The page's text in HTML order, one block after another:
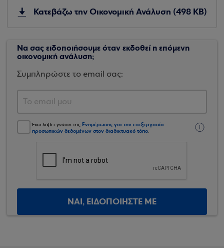
Κατεβάζω την Οικονομική Ανάλυση (498 KB)
Να σας ειδοποιήσουμε όταν εκδοθεί η επόμενη
οικονομική ανάλυση;
Συμπληρώστε το email σας:
Έχω λάβει γνώση της Ενημέρωσης για την επεξεργασία
προσωπικών δεδομένων στον διαδικτυακό τόπο.
ΝΑΙ, ΕΙΔΟΠΟΙΗΣΤΕ ΜΕ